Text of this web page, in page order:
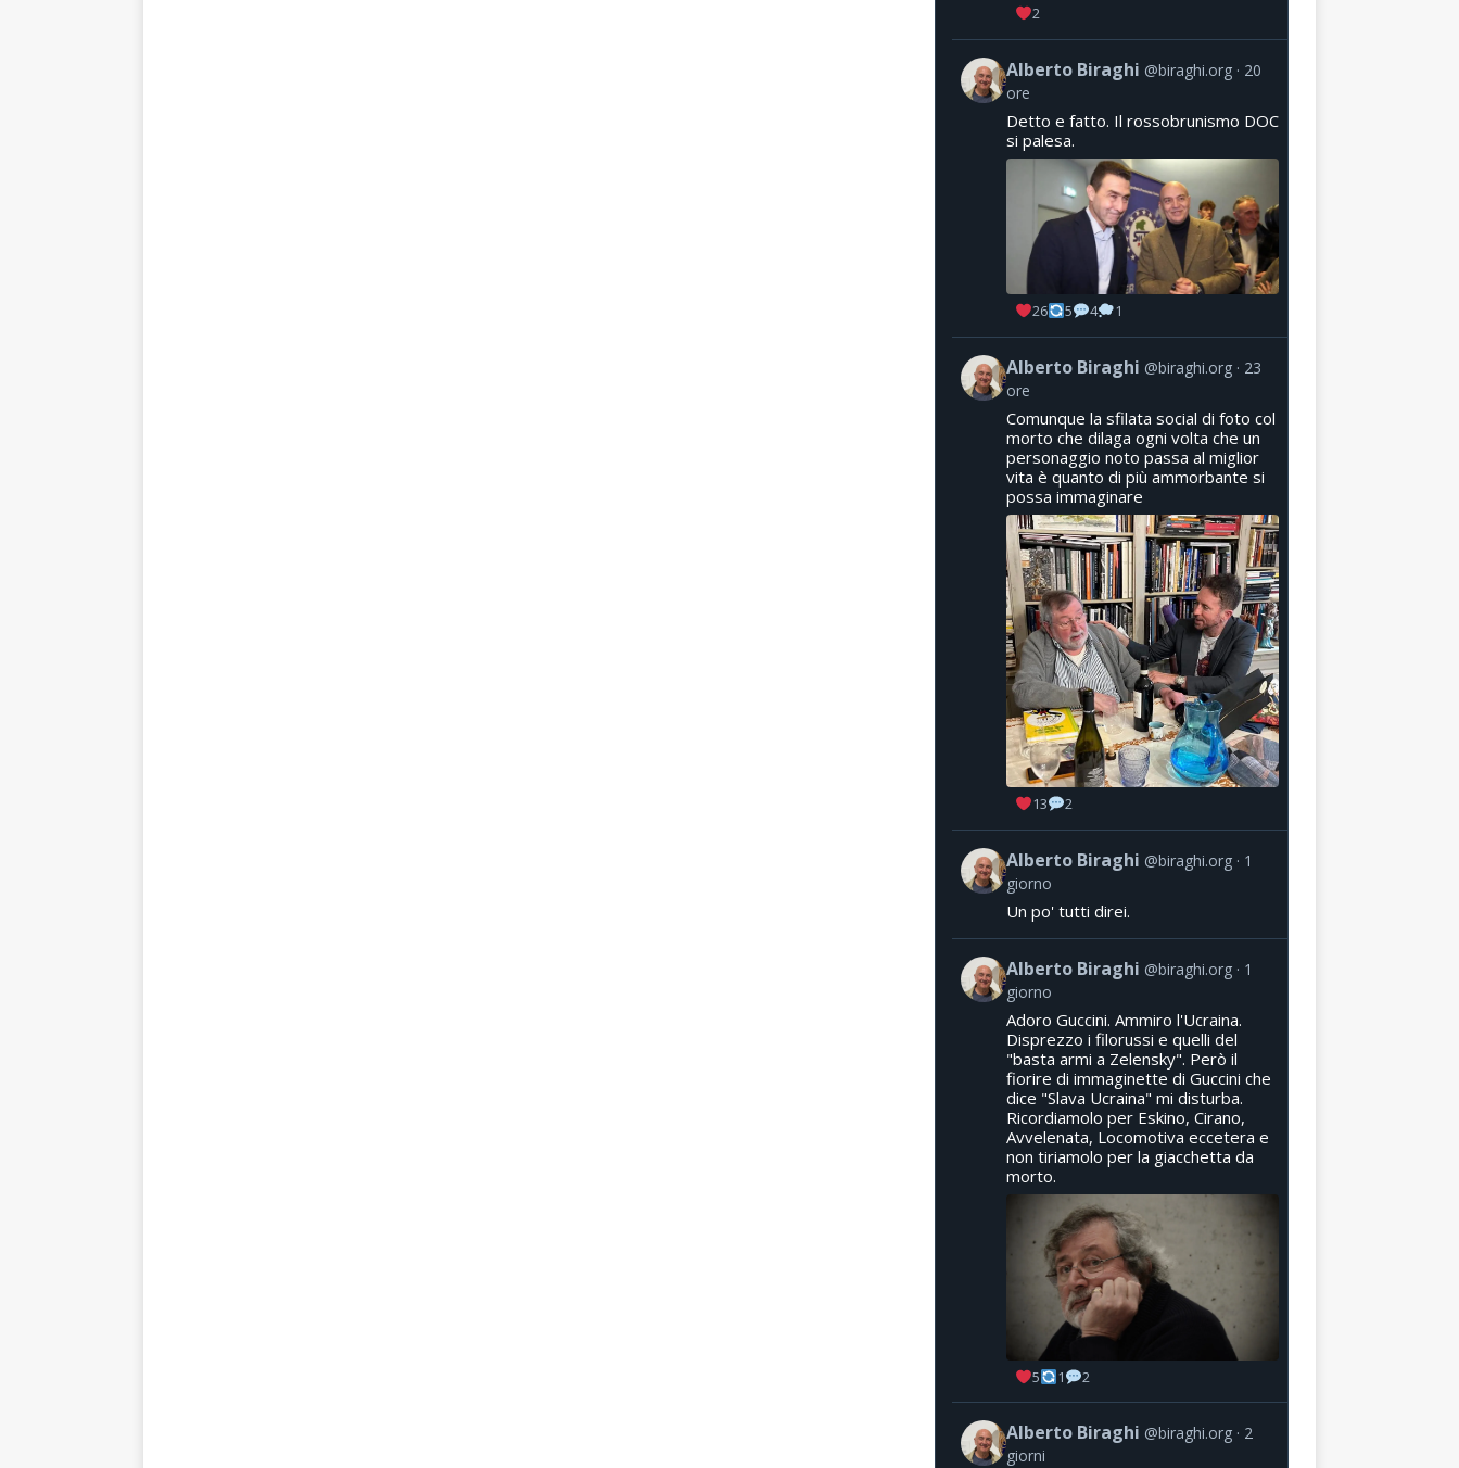
2
Alberto Biraghi @biraghi.org
20
ore
Detto e fatto. Il rossobrunismo DOC
si palesa.
26 5 4 1
Alberto Biraghi @biraghi.org
23
ore
Comunque la sfilata social di foto col
morto che dilaga ogni volta che un
personaggio noto passa al miglior
vita è quanto di più ammorbante si
possa immaginare
13 2
Alberto Biraghi @biraghi.org
1
giorno
Un po' tutti direi.
Alberto Biraghi @biraghi.org
1
giorno
Adoro Guccini. Ammiro l'Ucraina.
Disprezzo i filorussi e quelli del
"basta armi a Zelensky". Però il
fiorire di immaginette di Guccini che
dice "Slava Ucraina" mi disturba.
Ricordiamolo per Eskino, Cirano,
Avvelenata, Locomotiva eccetera e
non tiriamolo per la giacchetta da
morto.
5 1 2
Alberto Biraghi @biraghi.org
2
giorni